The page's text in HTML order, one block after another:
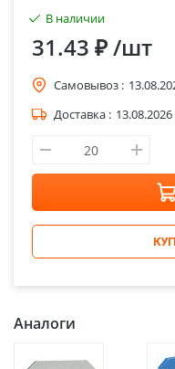
В наличии
31.43 ₽/шт
Самовывоз :
Доставка : 13.08.2026
Аналоги